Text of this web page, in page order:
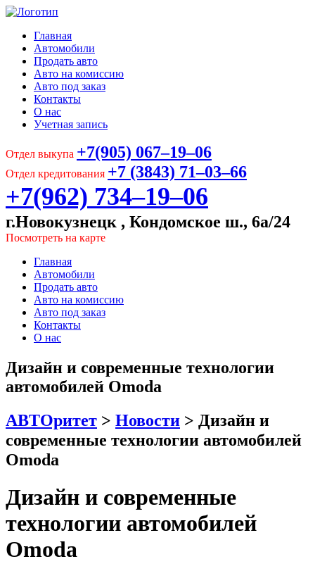
Главная
Автомобили
Продать авто
Авто на комиссию
Авто под заказ
Контакты
О нас
Учетная запись
Отдел выкупа +7(905) 067‒19‒06
Отдел кредитования +7 (3843) 71‒03‒66
+7(962) 734‒19‒06
г.Новокузнецк , Кондомское ш., 6а/24
Посмотреть на карте
Главная
Автомобили
Продать авто
Авто на комиссию
Авто под заказ
Контакты
О нас
Дизайн и современные технологии
автомобилей Omoda
АВТОритет > Новости > Дизайн и
современные технологии автомобилей
Omoda
Дизайн и современные
технологии автомобилей
Omoda